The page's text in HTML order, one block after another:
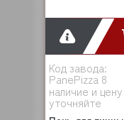
Код завода:
PanePizza 8
наличие и цену
уточняйте